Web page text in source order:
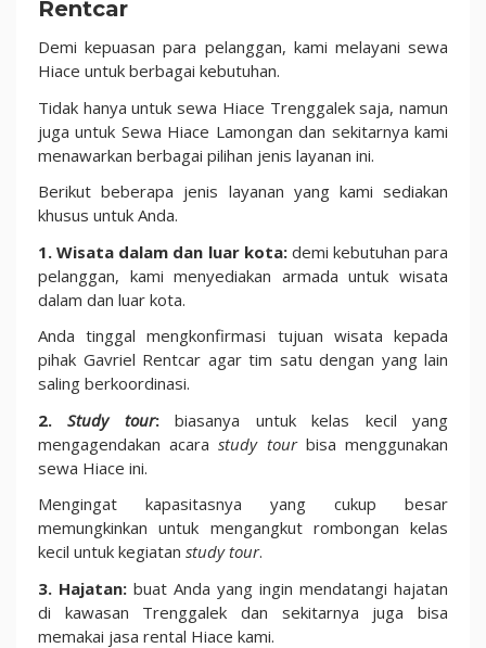
Rentcar
Demi kepuasan para pelanggan, kami melayani sewa
Hiace untuk berbagai kebutuhan.
Tidak hanya untuk sewa Hiace Trenggalek saja, namun
juga untuk Sewa Hiace Lamongan dan sekitarnya kami
menawarkan berbagai pilihan jenis layanan ini.
Berikut beberapa jenis layanan yang kami sediakan
khusus untuk Anda.
1. Wisata dalam dan luar kota: demi kebutuhan para
pelanggan, kami menyediakan armada untuk wisata
dalam dan luar kota.
Anda tinggal mengkonfirmasi tujuan wisata kepada
pihak Gavriel Rentcar agar tim satu dengan yang lain
saling berkoordinasi.
2.Study tour:biasanya untuk kelas kecil yang
mengagendakan acarastudy tourbisa menggunakan
sewa Hiace ini.
Mengingat kapasitasnya yang cukup besar
memungkinkan untuk mengangkut rombongan kelas
kecil untuk kegiatan study tour.
3. Hajatan: buat Anda yang ingin mendatangi hajatan
di kawasan Trenggalek dan sekitarnya juga bisa
memakai jasa rental Hiace kami.